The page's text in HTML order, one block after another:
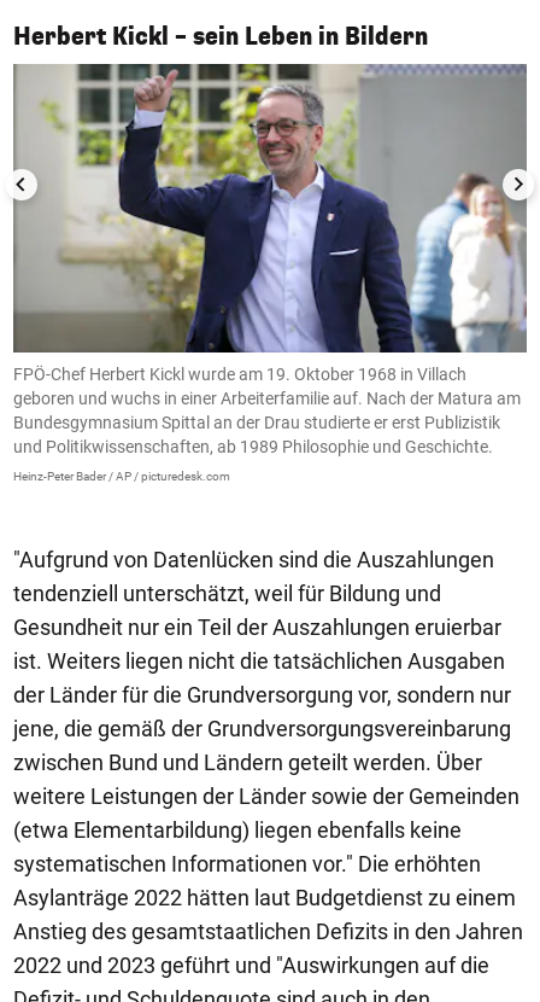
Herbert Kickl – sein Leben in Bildern
1/15
FPÖ-Chef Herbert Kickl wurde am 19. Oktober 1968 in Villach
geboren und wuchs in einer Arbeiterfamilie auf. Nach der Matura am
Bundesgymnasium Spittal an der Drau studierte er erst Publizistik
und Politikwissenschaften, ab 1989 Philosophie und Geschichte.
Heinz-Peter Bader / AP / picturedesk.com
"Aufgrund von Datenlücken sind die Auszahlungen
tendenziell unterschätzt, weil für Bildung und
Gesundheit nur ein Teil der Auszahlungen eruierbar
ist. Weiters liegen nicht die tatsächlichen Ausgaben
der Länder für die Grundversorgung vor, sondern nur
jene, die gemäß der Grundversorgungsvereinbarung
zwischen Bund und Ländern geteilt werden. Über
weitere Leistungen der Länder sowie der Gemeinden
(etwa Elementarbildung) liegen ebenfalls keine
systematischen Informationen vor." Die erhöhten
Asylanträge 2022 hätten laut Budgetdienst zu einem
Anstieg des gesamtstaatlichen Defizits in den Jahren
2022 und 2023 geführt und "Auswirkungen auf die